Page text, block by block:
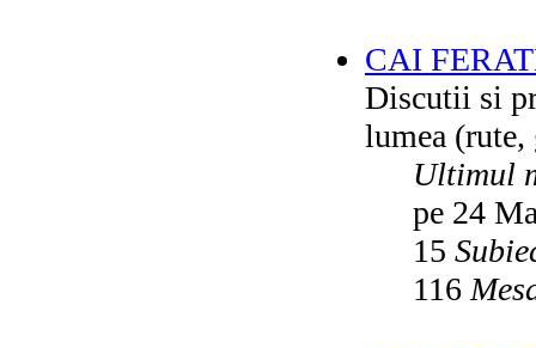
CAI
Discutii si
lumea (rute,
Ultimul
pe 24
15
116